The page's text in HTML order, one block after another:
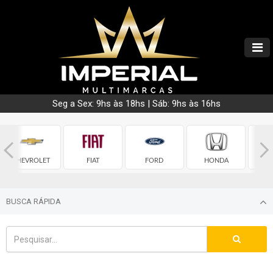
Seg a Sex: 9hs às 18hs | Sáb: 9hs às 16hs
CHEVROLET FIAT FORD HONDA
BUSCA RÁPIDA